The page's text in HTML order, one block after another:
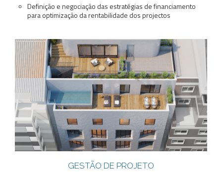
Definição e negociação das estratégias de financiamento
para optimização da rentabilidade dos projectos
GESTÃO DE PROJETO